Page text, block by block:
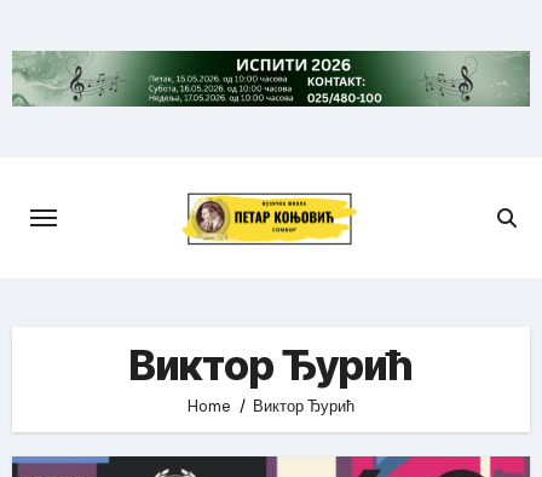
to
content
Виктор Ђурић
Home Виктор Ђурић